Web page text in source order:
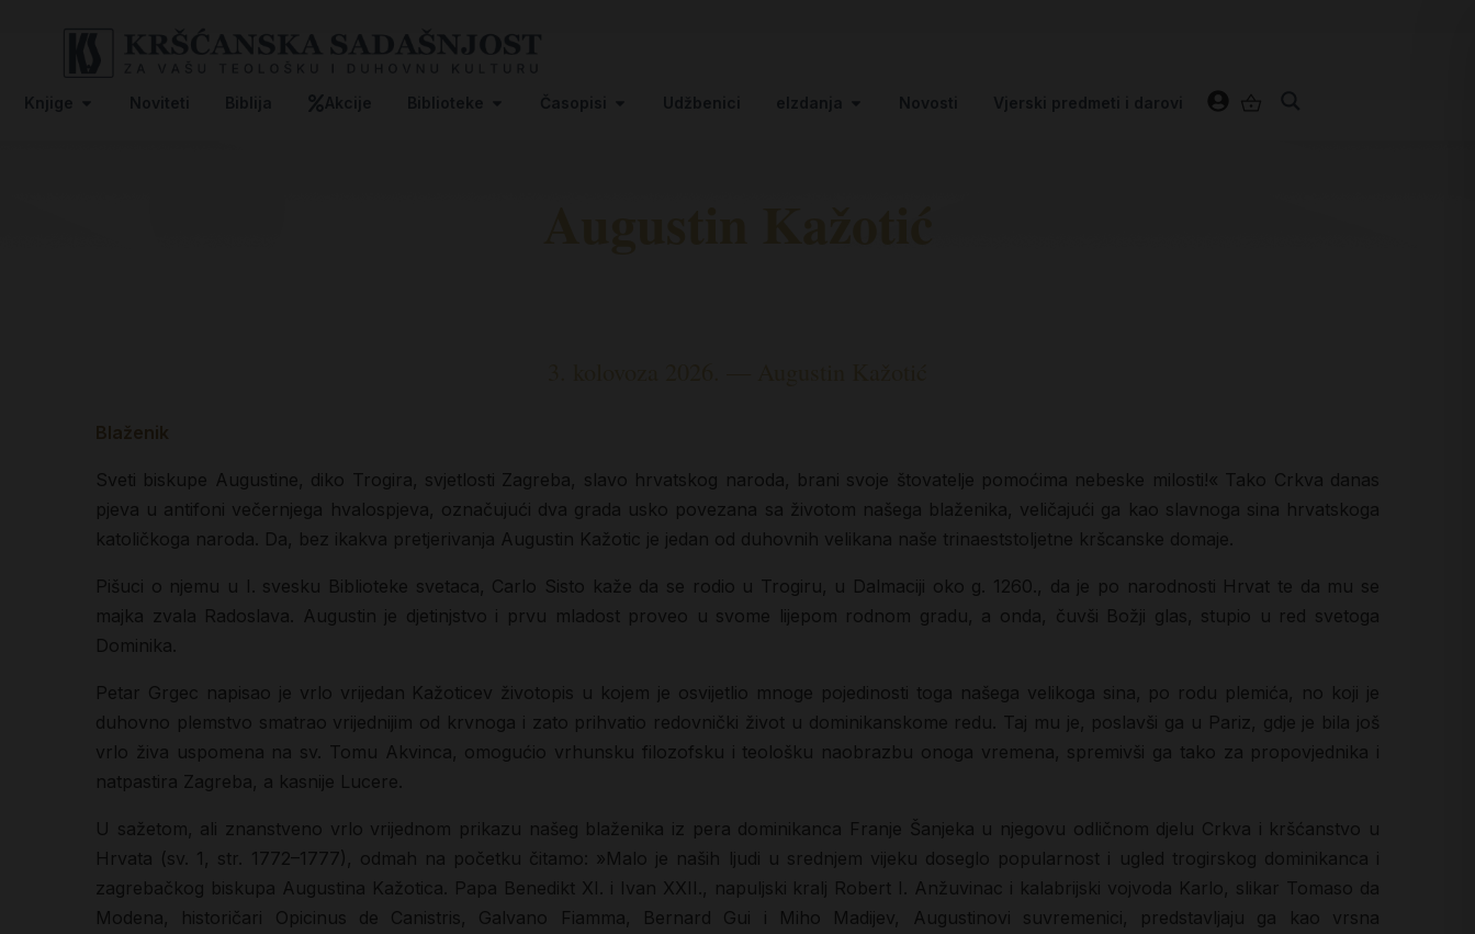
Blaženik
Sveti biskupe Augustine, diko Trogira, svjetlosti Zagreba, slavo hrvatskog naroda, brani svoje štovatelje pomoćima nebeske milosti!« Tako Crkva danas
pjeva u antifoni večernjega hvalospjeva, označujući dva grada usko povezana sa životom našega blaženika, veličajući ga kao slavnoga sina hrvatskoga
katoličkoga naroda. Da, bez ikakva pretjerivanja Augustin Kažotic je jedan od duhovnih velikana naše trinaeststoljetne kršcanske domaje.
Pišuci o njemu u I. svesku Biblioteke svetaca, Carlo Sisto kaže da se rodio u Trogiru, u Dalmaciji oko g. 1260., da je po narodnosti Hrvat te da mu se
majka zvala Radoslava. Augustin je djetinjstvo i prvu mladost proveo u svome lijepom rodnom gradu, a onda, čuvši Božji glas, stupio u red svetoga
Dominika.
Petar Grgec napisao je vrlo vrijedan Kažoticev životopis u kojem je osvijetlio mnoge pojedinosti toga našega velikoga sina, po rodu plemića, no koji je
duhovno plemstvo smatrao vrijednijim od krvnoga i zato prihvatio redovnički život u dominikanskome redu. Taj mu je, poslavši ga u Pariz, gdje je bila još
vrlo živa uspomena na sv. Tomu Akvinca, omogućio vrhunsku filozofsku i teološku naobrazbu onoga vremena, spremivši ga tako za propovjednika i
natpastira Zagreba, a kasnije Lucere.
U sažetom, ali znanstveno vrlo vrijednom prikazu našeg blaženika iz pera dominikanca Franje Šanjeka u njegovu odličnom djelu Crkva i kršćanstvo u
Hrvata (sv. 1, str. 1772–1777), odmah na početku čitamo: »Malo je naših ljudi u srednjem vijeku doseglo popularnost i ugled trogirskog dominikanca i
zagrebačkog biskupa Augustina Kažotica. Papa Benedikt XI. i Ivan XXII., napuljski kralj Robert I. Anžuvinac i kalabrijski vojvoda Karlo, slikar Tomaso da
Modena, historičari Opicinus de Canistris, Galvano Fiamma, Bernard Gui i Miho Madijev, Augustinovi suvremenici, predstavljaju ga kao vrsna